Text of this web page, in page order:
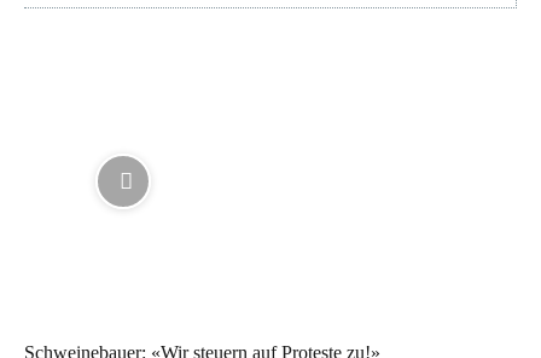
Schweinebauer: «Wir steuern auf Proteste zu!»